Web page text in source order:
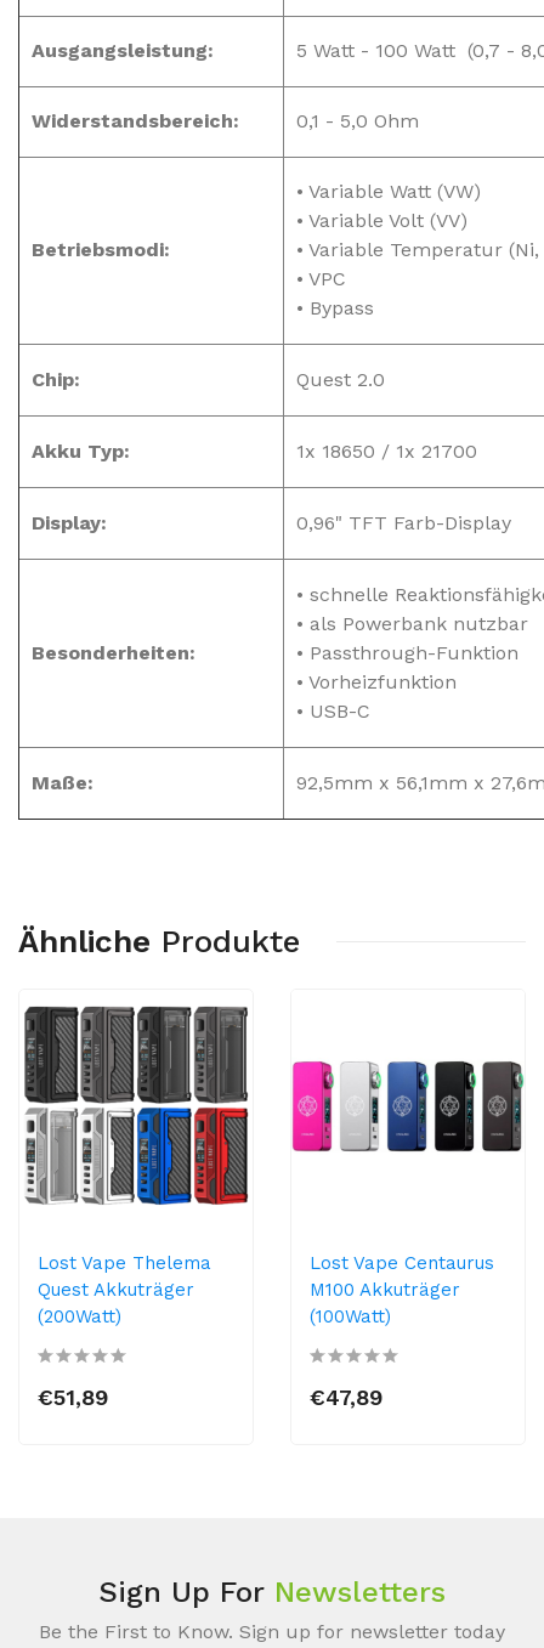
Ausgangsleistung: 5 Watt - 100 Watt (0,7 -
Widerstandsbereich: 0,1 - 5,0 Ohm
Betriebsmodi:
• Variable Watt (VW)
• Variable Volt (VV)
• Variable Temperatur (Ni,
• VPC
• Bypass
Chip: Quest 2.0
Akku Typ: 1x 18650 / 1x 21700
Display: 0,96" TFT Farb-Display
Besonderheiten:
• schnelle
• als Powerbank nutzbar
• Passthrough-Funktion
• Vorheizfunktion
• USB-C
Maße: 92,5mm x 56,1mm x
Ähnliche Produkte
Lost Vape Thelema
Quest Akkuträger
(200Watt)
€51,89
Lost Vape Centaurus
M100 Akkuträger
(100Watt)
€47,89
Sign Up For Newsletters
Be the First to Know. Sign up for newsletter today